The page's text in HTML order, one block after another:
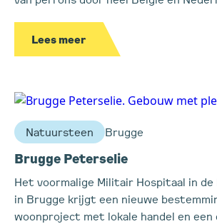
Lees meer
Natuursteen Brugge
Brugge Peterselie
Het voormalige Militair Hospitaal in
in Brugge krijgt een nieuwe
woonproject met lokale handel en een